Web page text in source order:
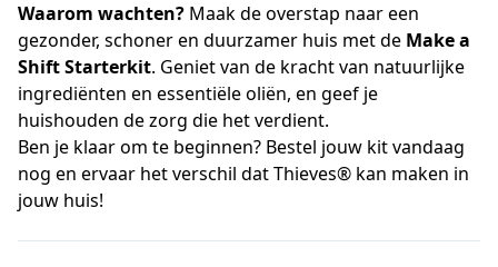
Waarom wachten? Maak de overstap naar een
gezonder, schoner en duurzamer huis met de Make a
Shift Starterkit. Geniet van de kracht van natuurlijke
ingrediënten en essentiële oliën, en geef je
huishouden de zorg die het verdient.
Ben je klaar om te beginnen? Bestel jouw kit vandaag
nog en ervaar het verschil dat Thieves® kan maken in
jouw huis!